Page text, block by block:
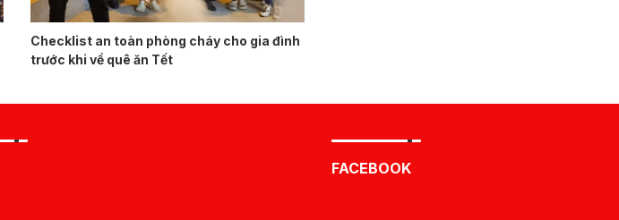
Checklist an toàn phòng cháy cho gia đình
trước khi về quê ăn Tết
FACEBOOK